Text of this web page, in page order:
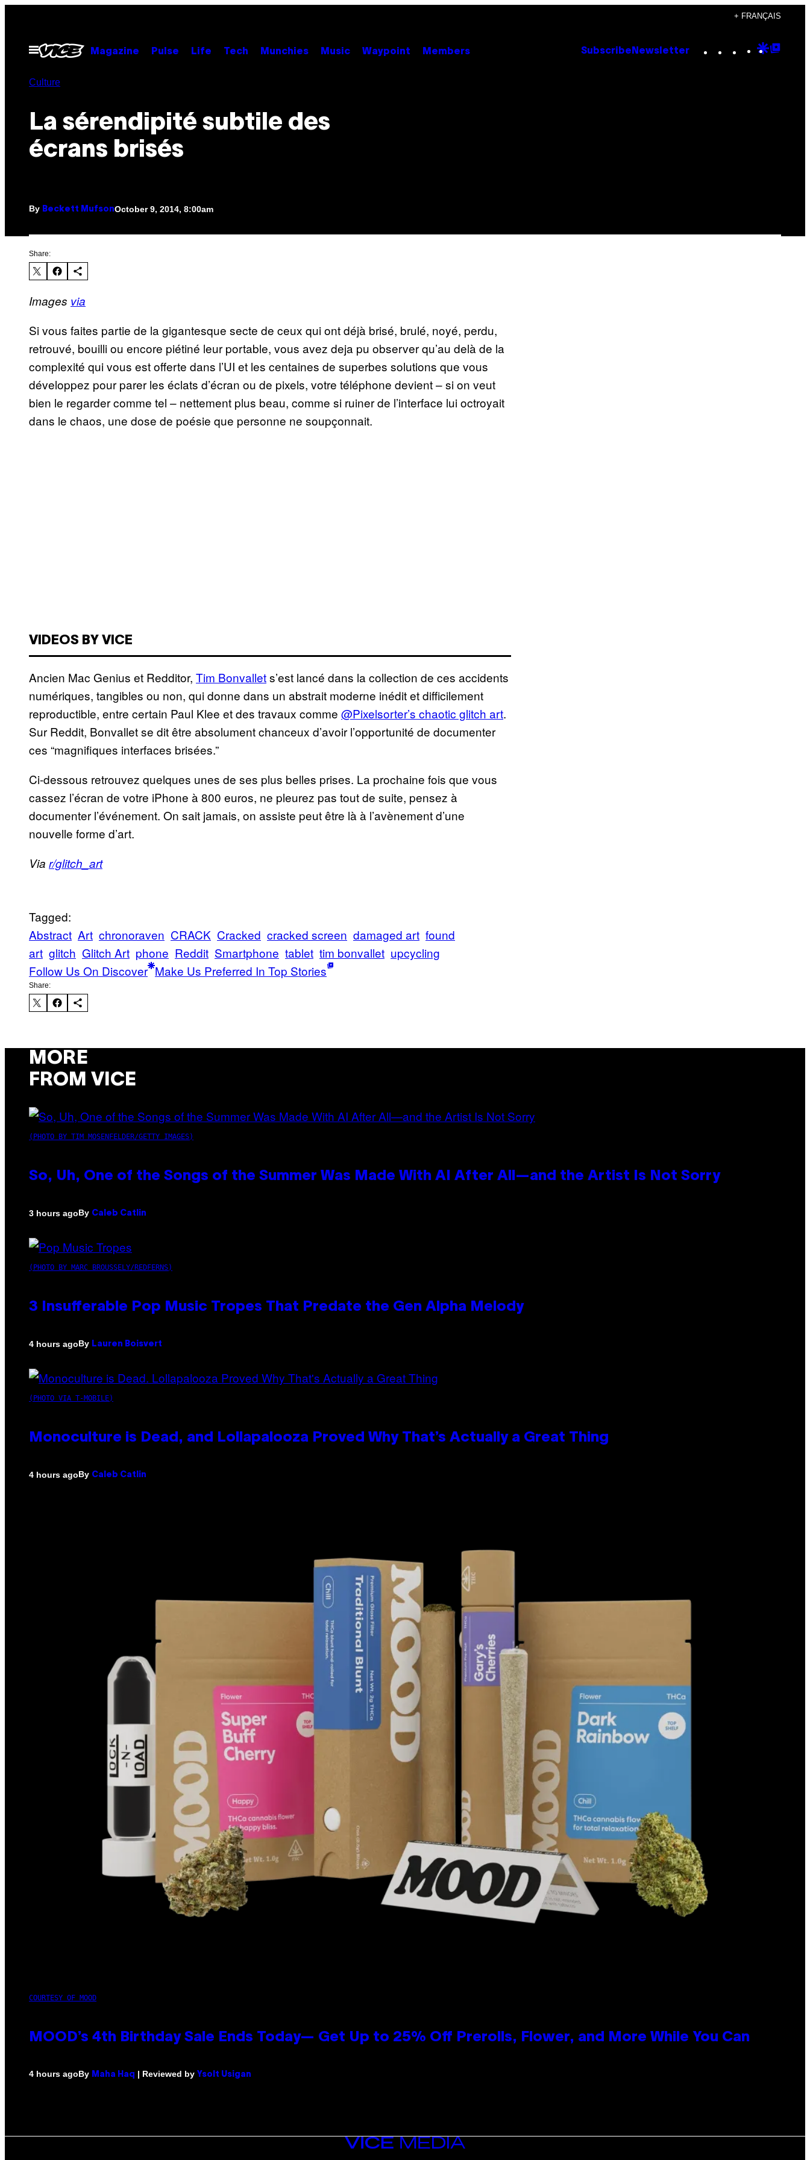
content
+ FRANÇAIS
Open
Menu
Magazine Pulse Life Tech Munchies Music Waypoint Members Subscribe Newsletter Instagram
TikTok
YouTube
Google
Culture
La sérendipité subtile des
écrans brisés
By Beckett MufsonOctober 9, 2014, 8:00am
Share:
Images via
Si vous faites partie de la gigantesque secte de ceux qui ont déjà brisé, brulé, noyé, perdu,
retrouvé, bouilli ou encore piétiné leur portable, vous avez deja pu observer qu’au delà de la
complexité qui vous est offerte dans l’UI et les centaines de superbes solutions que vous
développez pour parer les éclats d’écran ou de pixels, votre téléphone devient – si on veut
bien le regarder comme tel – nettement plus beau, comme si ruiner de l’interface lui octroyait
dans le chaos, une dose de poésie que personne ne soupçonnait.
VIDEOS BY VICE
Ancien Mac Genius et Redditor, Tim Bonvallets’est lancé dans la collection de ces accidents
numériques, tangibles ou non, qui donne dans un abstrait moderne inédit et difficilement
reproductible, entre certain Paul Klee et des travaux comme @Pixelsorter’s chaotic glitch art.
Sur Reddit, Bonvallet se dit être absolument chanceux d’avoir l’opportunité de documenter
ces “magnifiques interfaces brisées.”
Ci-dessous retrouvez quelques unes de ses plus belles prises. La prochaine fois que vous
cassez l’écran de votre iPhone à 800 euros, ne pleurez pas tout de suite, pensez à
documenter l’événement. On sait jamais, on assiste peut être là à l’avènement d’une
nouvelle forme d’art.
Via r/glitch_art
Tagged:
Abstract Art chronoraven CRACK Cracked cracked screen damaged art found
art glitch Glitch Art phone Reddit Smartphone tablet tim bonvallet upcycling
Follow Us On Discover Make Us Preferred In Top Stories
Share:
MORE
FROM VICE
(PHOTO BY TIM MOSENFELDER/GETTY IMAGES)
So, Uh, One of the Songs of the Summer Was Made With AI After All—and the Artist Is Not Sorry
3 hours agoBy Caleb Catlin
(PHOTO BY MARC BROUSSELY/REDFERNS)
3 Insufferable Pop Music Tropes That Predate the Gen Alpha Melody
4 hours agoBy Lauren Boisvert
(PHOTO VIA T-MOBILE)
Monoculture is Dead, and Lollapalooza Proved Why That’s Actually a Great Thing
4 hours agoBy Caleb Catlin
COURTESY OF MOOD
MOOD’s 4th Birthday Sale Ends Today— Get Up to 25% Off Prerolls, Flower, and More While You Can
4 hours agoBy Maha Haq | Reviewed by Ysolt Usigan
VICE
MEDIA